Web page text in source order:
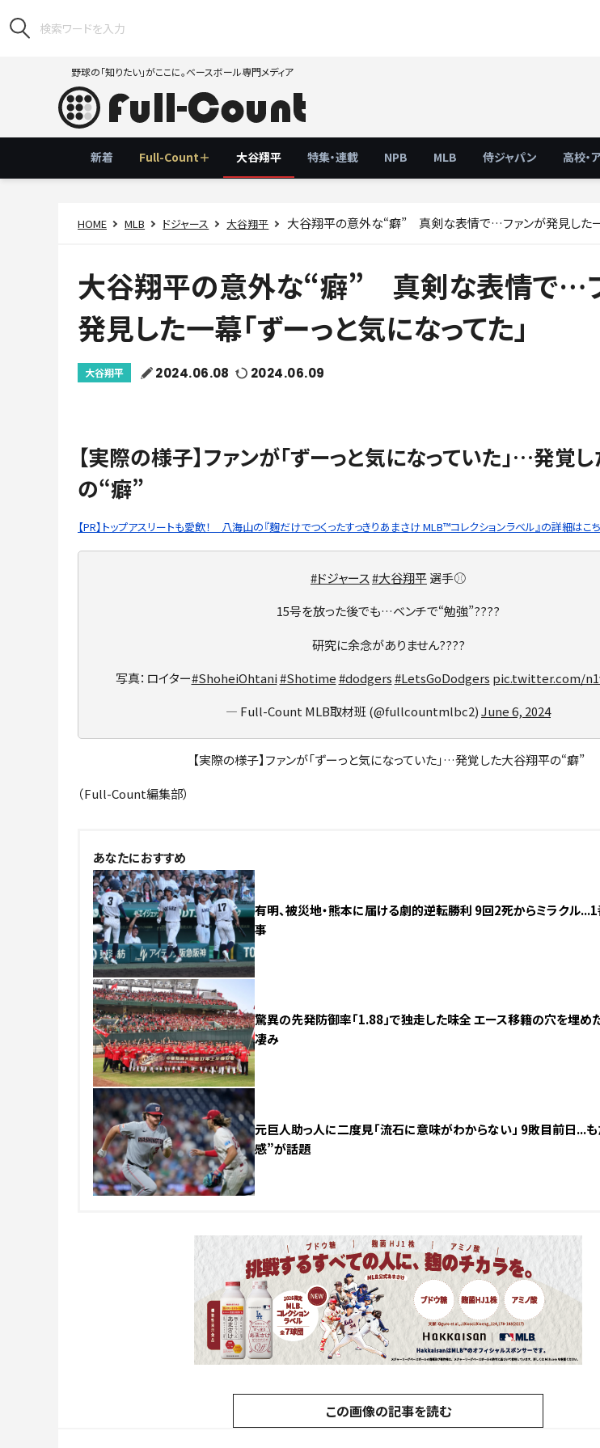
野球の「知りたい」がここに。ベースボール専門メディア
新着 Full-Count＋ 大谷翔平 特集・連載 NPB MLB 侍ジャパン 高校・
HOME MLB ドジャース 大谷翔平 大谷翔平の意外な“癖” 真剣な表情で…ファンが発見した一幕「ずー
大谷翔平の意外な“癖” 真剣な表情で…
発見した一幕「ずーっと気になってた」
大谷翔平 2024.06.08 2024.06.09
【実際の様子】ファンが「ずーっと気になっていた」…発覚
の“癖”
【PR】トップアスリートも愛飲！ 八海山の『麹だけでつくったすっきりあまさけ MLB™コレクションラベル』の詳細はこ
#ドジャース#大谷翔平選手⚾️
15号を放った後でも…ベンチで“勉強”????
研究に余念がありません????
写真：ロイター#ShoheiOhtani#Shotime#dodgers#LetsGoDodgers pic.twitter.com/
— Full-Count MLB取材班 (@fullcountmlbc2)June 6, 2024
【実際の様子】ファンが「ずーっと気になっていた」…発覚した大谷翔平の“癖”
（Full-Count編集部）
あなたにおすすめ
有明、被災地・熊本に届ける劇的逆転勝利 9回2死からミラクル
事
驚異の先発防御率「1.88」で独走した味全 エース移籍の穴を埋め
凄み
元巨人助っ人に二度見「流石に意味がわからない」 9敗目前日...
感”が話題
この画像の記事を読む